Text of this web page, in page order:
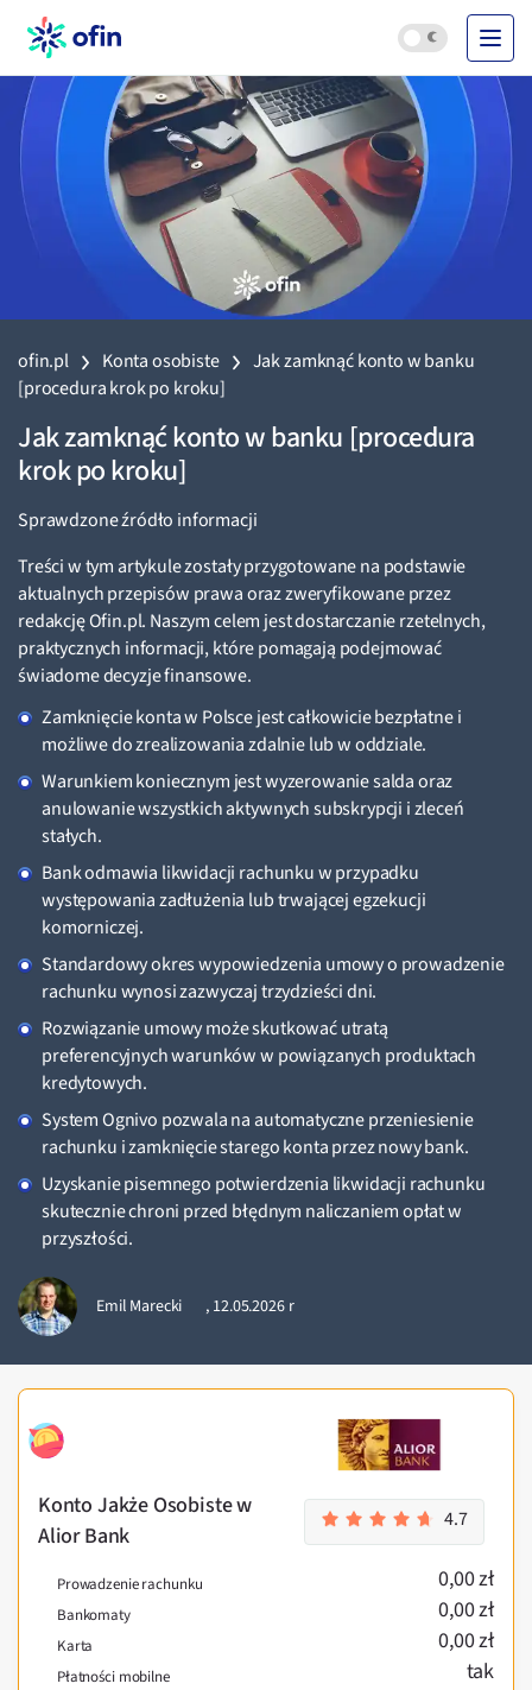
ofin.pl Konta osobiste
Jak zamknąć konto w banku
[procedura krok po kroku]
Jak zamknąć konto w banku [procedura
krok po kroku]
Sprawdzone źródło informacji
Treści w tym artykule zostały przygotowane na podstawie
aktualnych przepisów prawa oraz zweryfikowane przez
redakcję Ofin.pl. Naszym celem jest dostarczanie rzetelnych,
praktycznych informacji, które pomagają podejmować
świadome decyzje finansowe.
Zamknięcie konta w Polsce jest całkowicie bezpłatne i
możliwe do zrealizowania zdalnie lub w oddziale.
Warunkiem koniecznym jest wyzerowanie salda oraz
anulowanie wszystkich aktywnych subskrypcji i zleceń
stałych.
Bank odmawia likwidacji rachunku w przypadku
występowania zadłużenia lub trwającej egzekucji
komorniczej.
Standardowy okres wypowiedzenia umowy o prowadzenie
rachunku wynosi zazwyczaj trzydzieści dni.
Rozwiązanie umowy może skutkować utratą
preferencyjnych warunków w powiązanych produktach
kredytowych.
System Ognivo pozwala na automatyczne przeniesienie
rachunku i zamknięcie starego konta przez nowy bank.
Uzyskanie pisemnego potwierdzenia likwidacji rachunku
skutecznie chroni przed błędnym naliczaniem opłat w
przyszłości.
Emil Marecki , 12.05.2026 r
Konto Jakże Osobiste w
Alior Bank
4.7
Prowadzenie rachunku 0,00 zł
Bankomaty 0,00 zł
Karta 0,00 zł
Płatności mobilne tak